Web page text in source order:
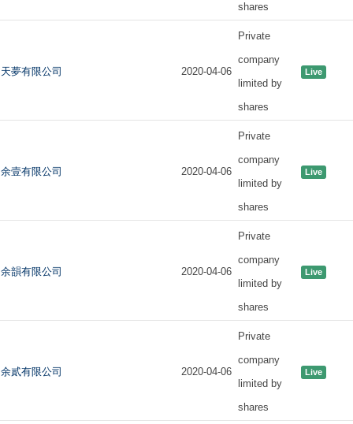
shares
天夢有限公司 2020-04-06
Private
company
limited by
shares
Live
余壹有限公司 2020-04-06
Private
company
limited by
shares
Live
余韻有限公司 2020-04-06
Private
company
limited by
shares
Live
余貳有限公司 2020-04-06
Private
company
limited by
shares
Live